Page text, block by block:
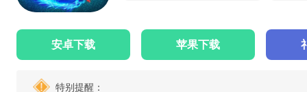
安卓下载 苹果下载
特别提醒：